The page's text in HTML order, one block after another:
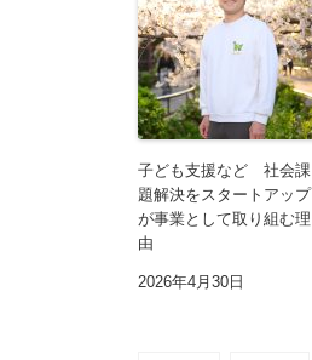
子ども支援など 社会課
題解決をスタートアップ
が事業として取り組む理
由
2026年4月30日